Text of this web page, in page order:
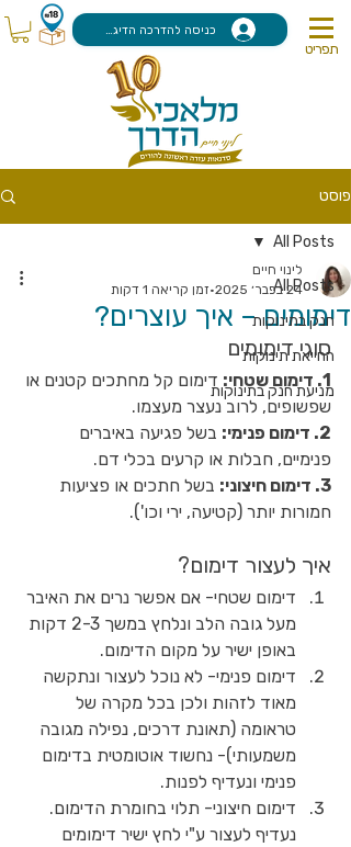
תפריט
כניסה להדרכה הדיגיטלית
פוסט
All Posts
חנק בתינוקות
החייאת תינוקות
מניעת חנק בתינוקות
All Posts
דימומים – איך עוצרים?
לינוי חיים
24 בפבר׳ 2025
זמן קריאה 1 דקות
סוגי דימומים
1. דימום שטחי:
דימום קל מחתכים קטנים או
שפשופים, לרוב נעצר מעצמו.
2. דימום פנימי:
בשל פגיעה באיברים
פנימיים, חבלות או קרעים בכלי דם.
3. דימום חיצוני:
בשל חתכים או פציעות
חמורות יותר (קטיעה, ירי וכו').
איך לעצור דימום?
דימום שטחי- אם אפשר נרים את האיבר
מעל גובה הלב ונלחץ במשך 2-3 דקות
באופן ישיר על מקום הדימום.
דימום פנימי- לא נוכל לעצור ונתקשה
מאוד לזהות ולכן בכל מקרה של
טראומה (תאונת דרכים, נפילה מגובה
משמעותי)- נחשוד אוטומטית בדימום
פנימי ונעדיף לפנות.
דימום חיצוני- תלוי בחומרת הדימום.
נעדיף לעצור ע"י לחץ ישיר דימומים